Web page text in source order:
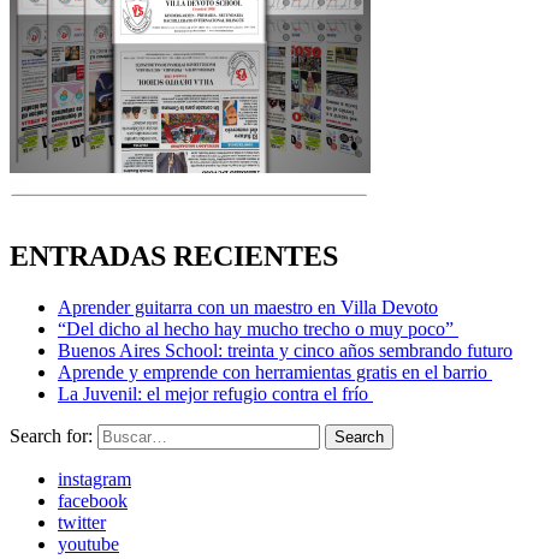
ENTRADAS RECIENTES
Aprender guitarra con un maestro en Villa Devoto
“Del dicho al hecho hay mucho trecho o muy poco”
Buenos Aires School: treinta y cinco años sembrando futuro
Aprende y emprende con herramientas gratis en el barrio
La Juvenil: el mejor refugio contra el frío
Search for: Search
instagram
facebook
twitter
youtube